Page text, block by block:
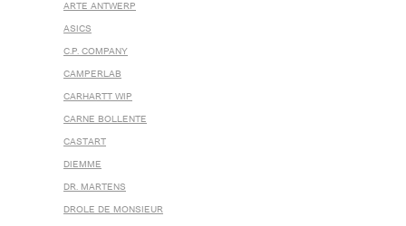
ARTE ANTWERP
ASICS
C.P. COMPANY
CAMPERLAB
CARHARTT WIP
CARNE BOLLENTE
CASTART
DIEMME
DR. MARTENS
DROLE DE MONSIEUR